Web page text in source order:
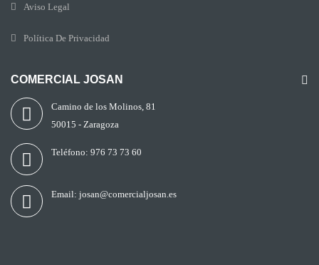
Aviso Legal
Política De Privacidad
COMERCIAL JOSAN
Camino de los Molinos, 81
50015 - Zaragoza
Teléfono: 976 73 73 60
Email: josan@comercialjosan.es